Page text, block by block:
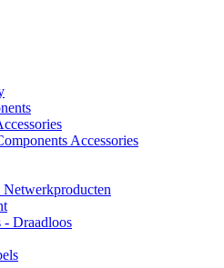
Accessories
- Draadloos